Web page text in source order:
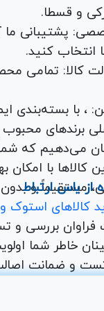
فاصله بین سطح
و قسطا.
پشتیبانی ما
انتخاب کنید.
کالا: تمامی
ارسال سریع و
برندهای
می‌دهیم که
مستقیماً و
از یاس ارتباط
کالاهای استوک و
فراوان بررسی
خاطر شما
برای شما در
نو